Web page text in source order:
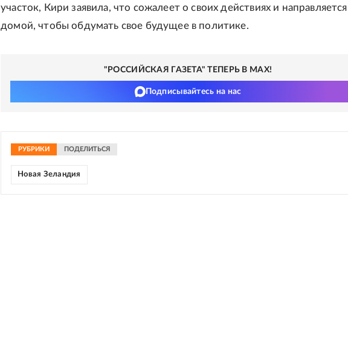
участок, Кири заявила, что сожалеет о своих действиях и направляется
домой, чтобы обдумать свое будущее в политике.
"РОССИЙСКАЯ ГАЗЕТА" ТЕПЕРЬ В MAX!
Подписывайтесь на нас
РУБРИКИ ПОДЕЛИТЬСЯ
Новая Зеландия